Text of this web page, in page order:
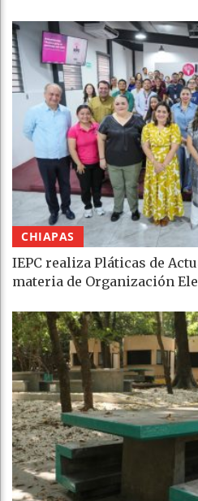
CHIAPAS
IEPC realiza Pláticas de
materia de Organización